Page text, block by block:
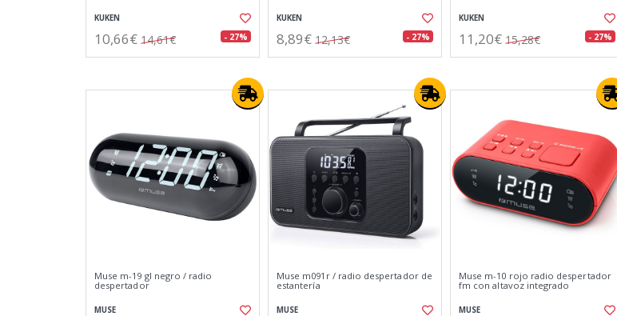
KUKEN
10,66€ 14,61€ - 27%
KUKEN
8,89€ 12,13€ - 27%
KUKEN
11,20€ 15,28€ - 27%
Muse m-19 gl negro / radio
despertador
MUSE
Muse m091r / radio despertador de
estantería
MUSE
Muse m-10 rojo radio despertador
fm con altavoz integrado
MUSE